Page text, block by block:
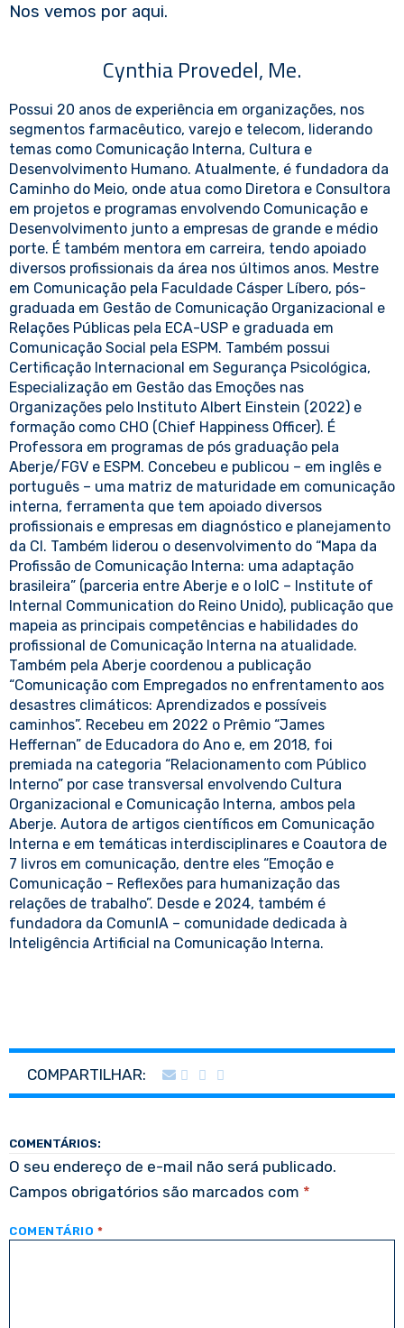
Nos vemos por aqui.
Cynthia Provedel, Me.
Possui 20 anos de experiência em organizações, nos
segmentos farmacêutico, varejo e telecom, liderando
temas como Comunicação Interna, Cultura e
Desenvolvimento Humano. Atualmente, é fundadora da
Caminho do Meio, onde atua como Diretora e Consultora
em projetos e programas envolvendo Comunicação e
Desenvolvimento junto a empresas de grande e médio
porte. É também mentora em carreira, tendo apoiado
diversos profissionais da área nos últimos anos. Mestre
em Comunicação pela Faculdade Cásper Líbero, pós-
graduada em Gestão de Comunicação Organizacional e
Relações Públicas pela ECA-USP e graduada em
Comunicação Social pela ESPM. Também possui
Certificação Internacional em Segurança Psicológica,
Especialização em Gestão das Emoções nas
Organizações pelo Instituto Albert Einstein (2022) e
formação como CHO (Chief Happiness Officer). É
Professora em programas de pós graduação pela
Aberje/FGV e ESPM. Concebeu e publicou – em inglês e
português – uma matriz de maturidade em comunicação
interna, ferramenta que tem apoiado diversos
profissionais e empresas em diagnóstico e planejamento
da CI. Também liderou o desenvolvimento do “Mapa da
Profissão de Comunicação Interna: uma adaptação
brasileira” (parceria entre Aberje e o IoIC – Institute of
Internal Communication do Reino Unido), publicação que
mapeia as principais competências e habilidades do
profissional de Comunicação Interna na atualidade.
Também pela Aberje coordenou a publicação
“Comunicação com Empregados no enfrentamento aos
desastres climáticos: Aprendizados e possíveis
caminhos”. Recebeu em 2022 o Prêmio “James
Heffernan” de Educadora do Ano e, em 2018, foi
premiada na categoria “Relacionamento com Público
Interno” por case transversal envolvendo Cultura
Organizacional e Comunicação Interna, ambos pela
Aberje. Autora de artigos científicos em Comunicação
Interna e em temáticas interdisciplinares e Coautora de
7 livros em comunicação, dentre eles “Emoção e
Comunicação – Reflexões para humanização das
relações de trabalho”. Desde e 2024, também é
fundadora da ComunIA – comunidade dedicada à
Inteligência Artificial na Comunicação Interna.
COMPARTILHAR:
COMENTÁRIOS:
O seu endereço de e-mail não será publicado.
Campos obrigatórios são marcados com *
COMENTÁRIO *